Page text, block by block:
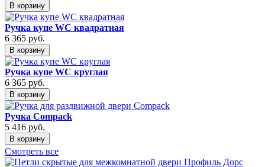
В корзину
Ручка купе WC квадратная
6 365 руб.
В корзину
Ручка купе WC круглая
6 365 руб.
В корзину
Ручка Compack
5 416 руб.
В корзину
Смотреть все